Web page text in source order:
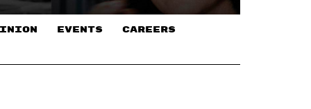
EVENTS CAREERS